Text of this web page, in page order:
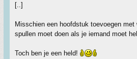
[..]
Misschien een hoofdstuk toevoegen
spullen moet doen als je iemand moet
Toch ben je een held!